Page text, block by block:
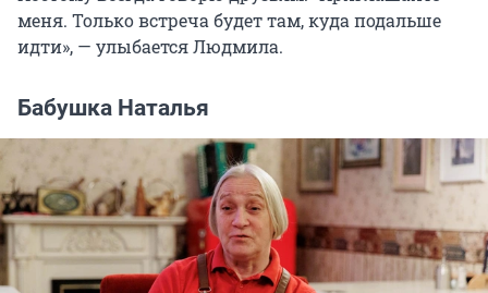
меня. Только встреча будет там, куда подальше
идти», — улыбается Людмила.
Бабушка Наталья